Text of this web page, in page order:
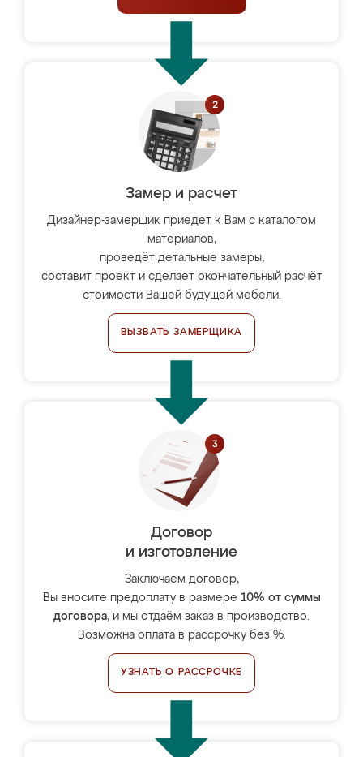
Замер и расчет
Дизайнер-замерщик приедет к Вам с каталогом
материалов,
проведёт детальные замеры,
составит проект и сделает окончательный расчёт
стоимости Вашей будущей мебели.
ВЫЗВАТЬ ЗАМЕРЩИКА
Договор
и изготовление
Заключаем договор,
Вы вносите предоплату в размере 10% от суммы
договора, и мы отдаём заказ в производство.
Возможна оплата в рассрочку без %.
УЗНАТЬ О РАССРОЧКЕ